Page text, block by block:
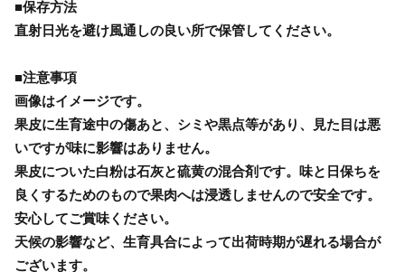
■保存方法
直射日光を避け風通しの良い所で保管してください。
■注意事項
画像はイメージです。
果皮に生育途中の傷あと、シミや黒点等があり、見た目は悪
いですが味に影響はありません。
果皮についた白粉は石灰と硫黄の混合剤です。味と日保ちを
良くするためのもので果肉へは浸透しませんので安全です。
安心してご賞味ください。
天候の影響など、生育具合によって出荷時期が遅れる場合が
ございます。